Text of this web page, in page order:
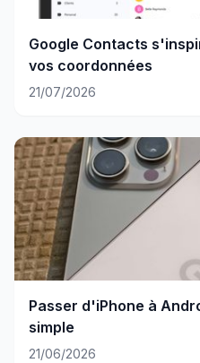
Google Contacts
vos coordonnées
21/07/2026
Passer d'iPhone à
simple
21/06/2026